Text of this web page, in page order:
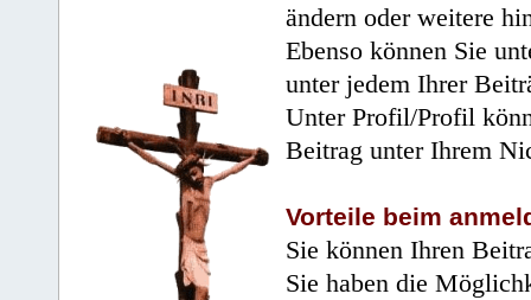
ändern oder weitere
Ebenso können Sie
unter jedem Ihrer
Unter Profil/Profil
Beitrag unter Ihrem
Vorteile beim
Sie können Ihren
Sie haben die